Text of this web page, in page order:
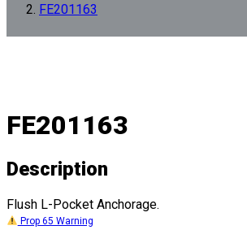
FE201163
FE201163
Description
Flush L-Pocket Anchorage.
Prop 65 Warning